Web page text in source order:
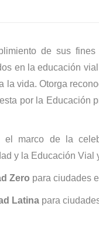
de sus
en la educación
la vida. Otorga
por la Educación
el marco de la
y la Educación Vial
Zero para ciudades
Latina para